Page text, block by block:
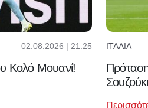
02.08.2026 | 21:25
Κολό Μουανί!
ΙΤΑΛΊΑ
Σουζούκι